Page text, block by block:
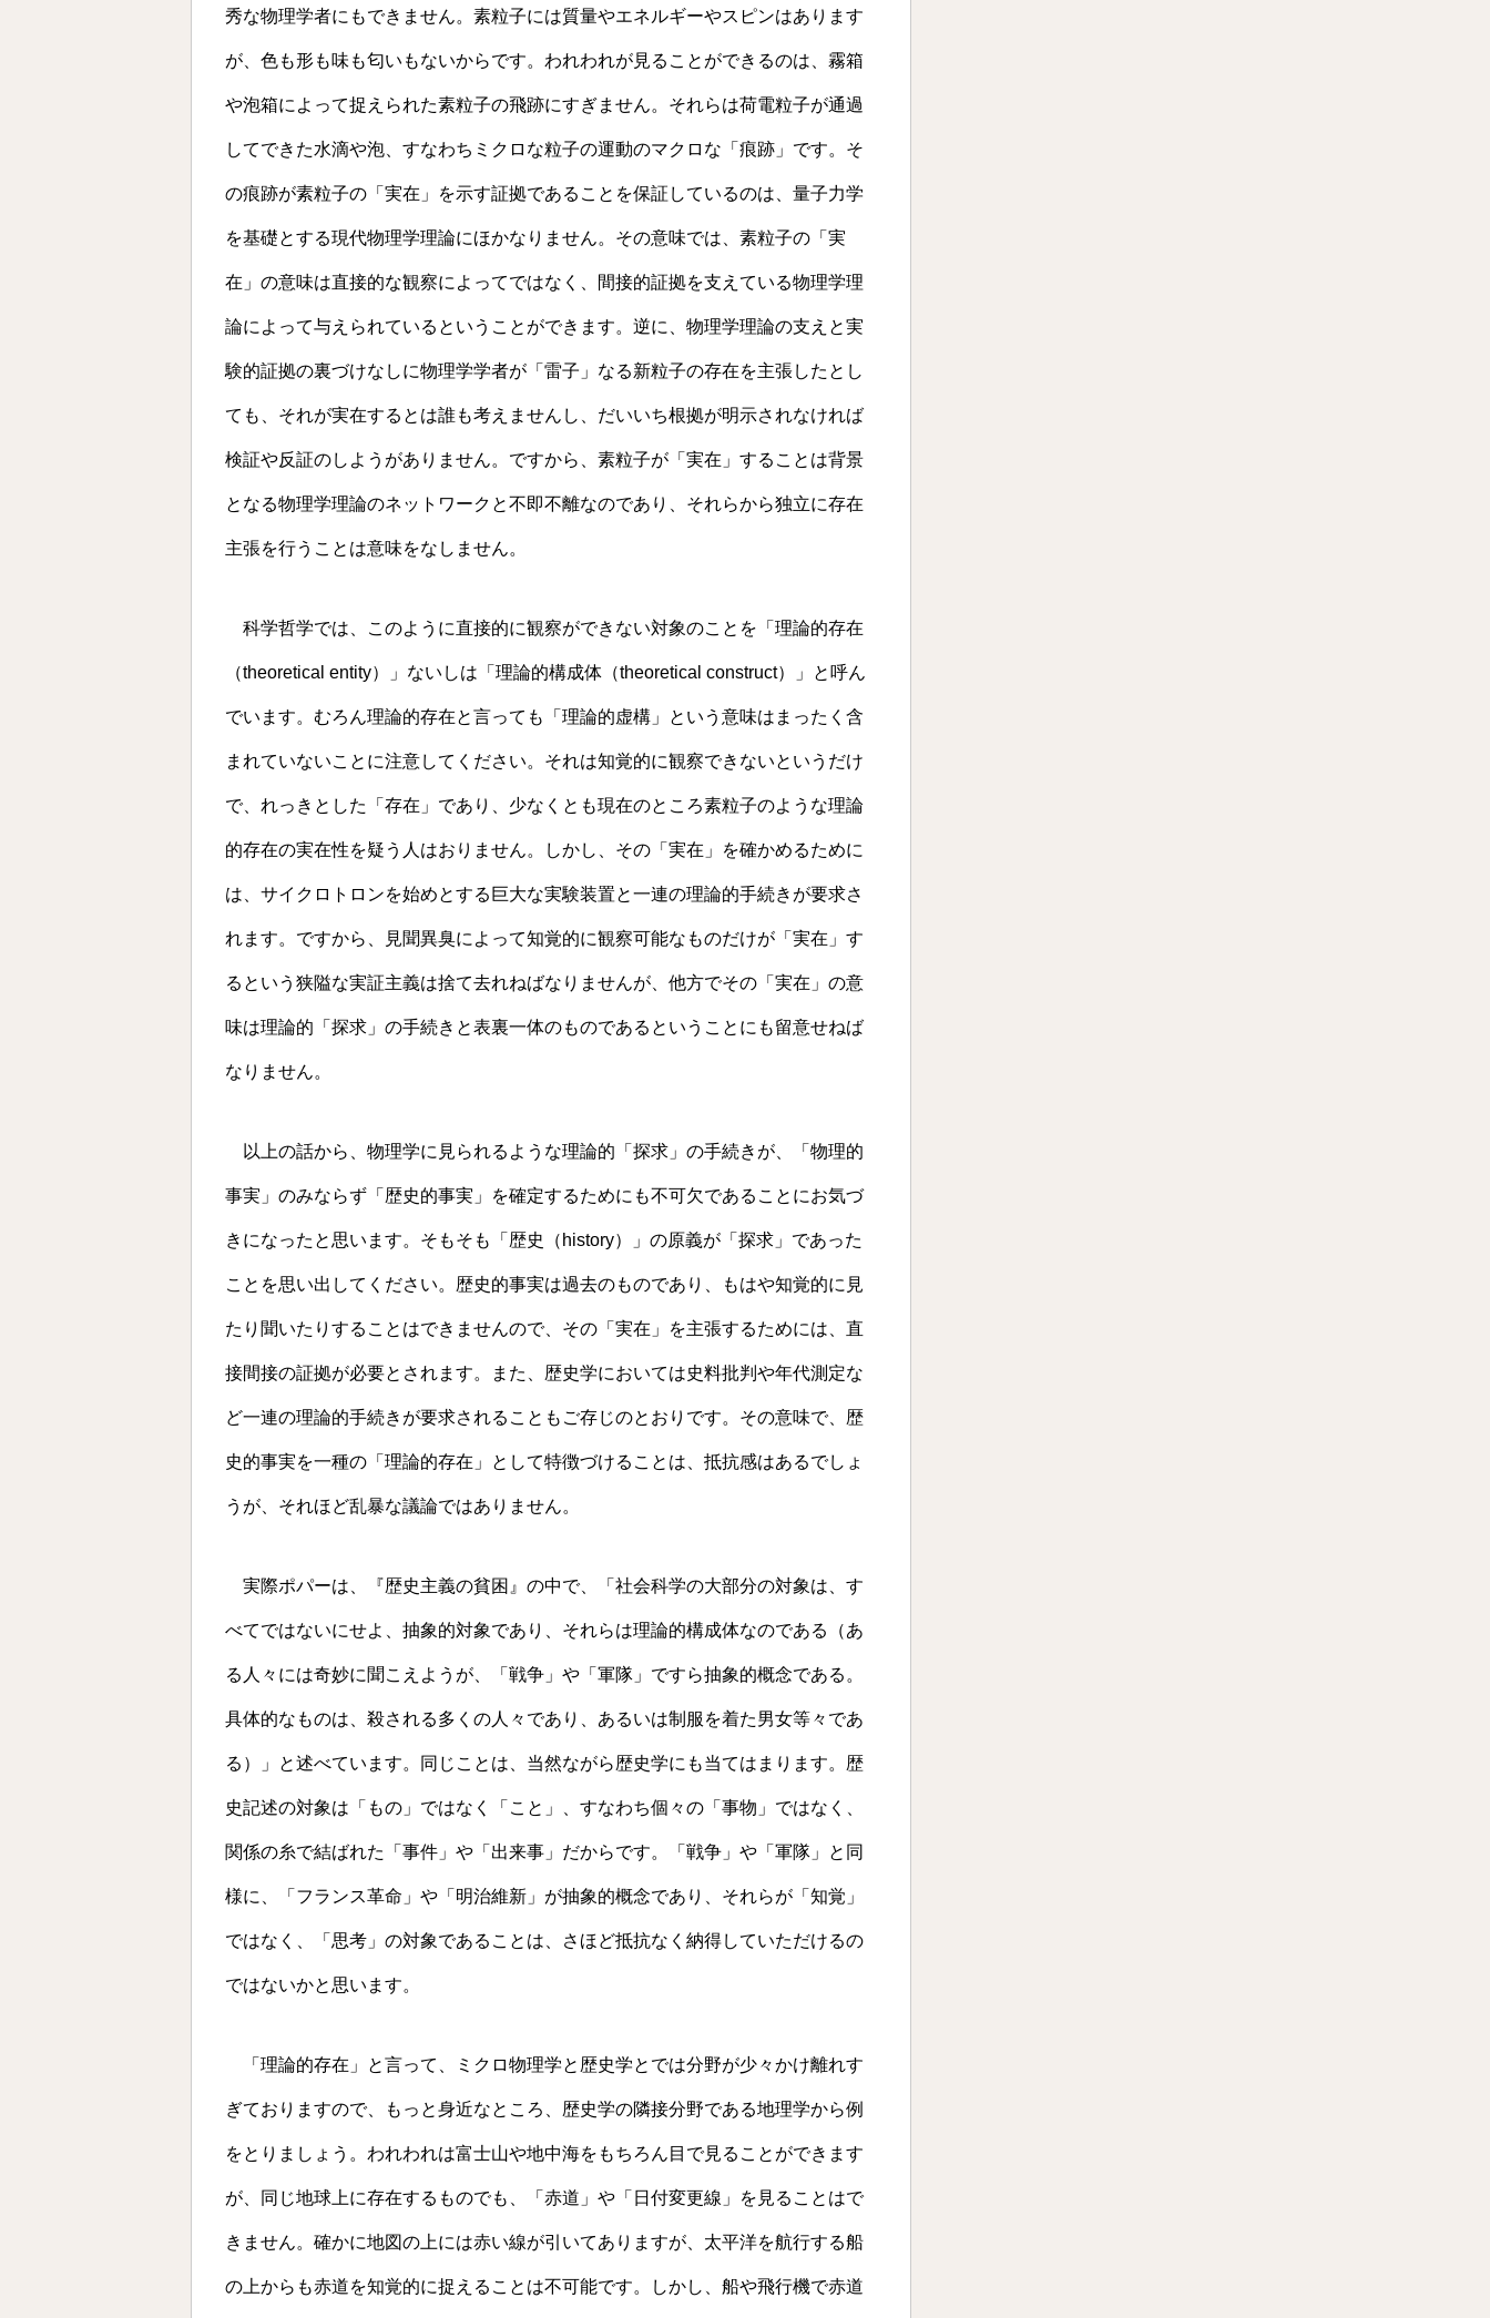
秀な物理学者にもできません。素粒子には質量やエネルギーやスピンはあります
が、色も形も味も匂いもないからです。われわれが見ることができるのは、霧箱
や泡箱によって捉えられた素粒子の飛跡にすぎません。それらは荷電粒子が通過
してできた水滴や泡、すなわちミクロな粒子の運動のマクロな「痕跡」です。そ
の痕跡が素粒子の「実在」を示す証拠であることを保証しているのは、量子力学
を基礎とする現代物理学理論にほかなりません。その意味では、素粒子の「実
在」の意味は直接的な観察によってではなく、間接的証拠を支えている物理学理
論によって与えられているということができます。逆に、物理学理論の支えと実
験的証拠の裏づけなしに物理学学者が「雷子」なる新粒子の存在を主張したとし
ても、それが実在するとは誰も考えませんし、だいいち根拠が明示されなければ
検証や反証のしようがありません。ですから、素粒子が「実在」することは背景
となる物理学理論のネットワークと不即不離なのであり、それらから独立に存在
主張を行うことは意味をなしません。
科学哲学では、このように直接的に観察ができない対象のことを「理論的存在
（theoretical entity）」ないしは「理論的構成体（theoretical construct）」と呼ん
でいます。むろん理論的存在と言っても「理論的虚構」という意味はまったく含
まれていないことに注意してください。それは知覚的に観察できないというだけ
で、れっきとした「存在」であり、少なくとも現在のところ素粒子のような理論
的存在の実在性を疑う人はおりません。しかし、その「実在」を確かめるために
は、サイクロトロンを始めとする巨大な実験装置と一連の理論的手続きが要求さ
れます。ですから、見聞異臭によって知覚的に観察可能なものだけが「実在」す
るという狭隘な実証主義は捨て去れねばなりませんが、他方でその「実在」の意
味は理論的「探求」の手続きと表裏一体のものであるということにも留意せねば
なりません。
以上の話から、物理学に見られるような理論的「探求」の手続きが、「物理的
事実」のみならず「歴史的事実」を確定するためにも不可欠であることにお気づ
きになったと思います。そもそも「歴史（history）」の原義が「探求」であった
ことを思い出してください。歴史的事実は過去のものであり、もはや知覚的に見
たり聞いたりすることはできませんので、その「実在」を主張するためには、直
接間接の証拠が必要とされます。また、歴史学においては史料批判や年代測定な
ど一連の理論的手続きが要求されることもご存じのとおりです。その意味で、歴
史的事実を一種の「理論的存在」として特徴づけることは、抵抗感はあるでしょ
うが、それほど乱暴な議論ではありません。
実際ポパーは、『歴史主義の貧困』の中で、「社会科学の大部分の対象は、す
べてではないにせよ、抽象的対象であり、それらは理論的構成体なのである（あ
る人々には奇妙に聞こえようが、「戦争」や「軍隊」ですら抽象的概念である。
具体的なものは、殺される多くの人々であり、あるいは制服を着た男女等々であ
る）」と述べています。同じことは、当然ながら歴史学にも当てはまります。歴
史記述の対象は「もの」ではなく「こと」、すなわち個々の「事物」ではなく、
関係の糸で結ばれた「事件」や「出来事」だからです。「戦争」や「軍隊」と同
様に、「フランス革命」や「明治維新」が抽象的概念であり、それらが「知覚」
ではなく、「思考」の対象であることは、さほど抵抗なく納得していただけるの
ではないかと思います。
「理論的存在」と言って、ミクロ物理学と歴史学とでは分野が少々かけ離れす
ぎておりますので、もっと身近なところ、歴史学の隣接分野である地理学から例
をとりましょう。われわれは富士山や地中海をもちろん目で見ることができます
が、同じ地球上に存在するものでも、「赤道」や「日付変更線」を見ることはで
きません。確かに地図の上には赤い線が引いてありますが、太平洋を航行する船
の上からも赤道を知覚的に捉えることは不可能です。しかし、船や飛行機で赤道